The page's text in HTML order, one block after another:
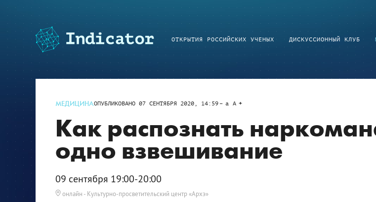
ОТКРЫТИЯ РОССИЙСКИХ УЧЕНЫХ ДИСКУССИОННЫЙ КЛУБ
МЕДИЦИНАОПУБЛИКОВАНО 07 СЕНТЯБРЯ 2020, 14:59 a A
Как распознать
одно взвешивание
09 сентября 19:00-20:00
онлайн - Культурно-просветительский центр «Архэ»